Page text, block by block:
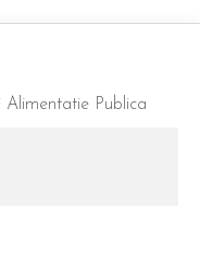
Alimentatie Publica